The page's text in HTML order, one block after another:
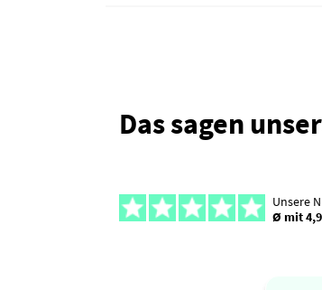
Das sagen
Unsere
Ø mit 4,9